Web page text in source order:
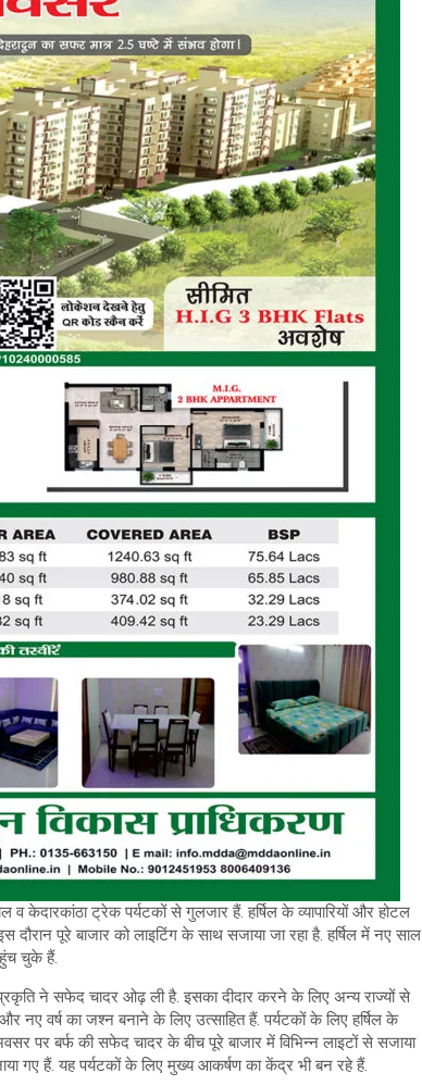
केदारकांठा ट्रेक पर्यटकों से गुलजार हैं. हर्षिल के व्यापारियों और होटल
पूरे बाजार को लाइटिंग के साथ सजाया जा रहा है. हर्षिल में नए साल
चुके हैं.
प्रकृति ने सफेद चादर ओढ़ ली है. इसका दीदार करने के लिए अन्य राज्यों से
नए वर्ष का जश्न बनाने के लिए उत्साहित हैं. पर्यटकों के लिए हर्षिल के
पर बर्फ की सफेद चादर के बीच पूरे बाजार में विभिन्न लाइटों से सजाया
गए हैं. यह पर्यटकों के लिए मुख्य आकर्षण का केंद्र भी बन रहे हैं.